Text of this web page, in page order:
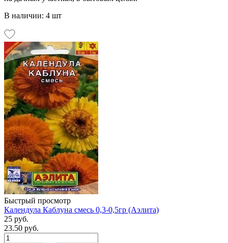
В наличии: 4 шт
Быстрый просмотр
Календула Каблуна смесь 0,3-0,5гр (Аэлита)
25 руб.
23.50 руб.